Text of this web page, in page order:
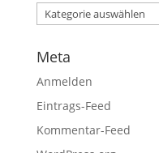
Meta
Anmelden
Eintrags-Feed
Kommentar-Feed